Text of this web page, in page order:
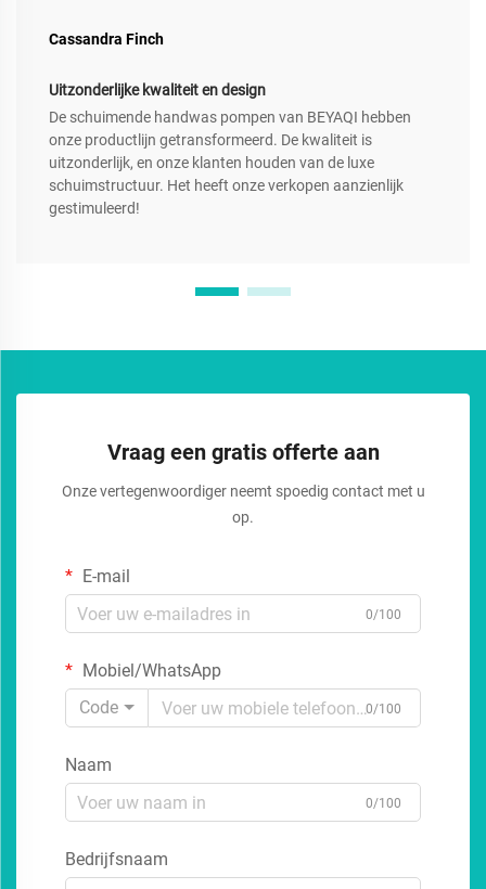
Cassandra Finch
Uitzonderlijke kwaliteit en design
De schuimende handwas pompen van BEYAQI hebben
onze productlijn getransformeerd. De kwaliteit is
uitzonderlijk, en onze klanten houden van de luxe
schuimstructuur. Het heeft onze verkopen aanzienlijk
gestimuleerd!
Vraag een gratis offerte aan
Onze vertegenwoordiger neemt spoedig contact met u
op.
E-mail
0/100
Mobiel/WhatsApp
Code
0/100
Naam
0/100
Bedrijfsnaam